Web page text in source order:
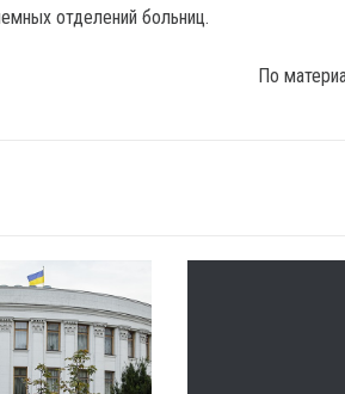
отделений больниц.
По